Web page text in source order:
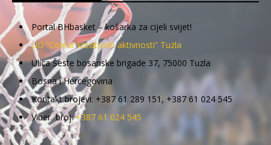
Portal BHbasket – košarka za cijeli svijet!
UG “Centar kreativnih aktivnosti” Tuzla
Ulica Šeste bosanske brigade 37, 75000 Tuzla
Bosna i Hercegovina
Kontakt brojevi: +387 61 289 151, +387 61 024 545
Viber broj:+387 61 024 545